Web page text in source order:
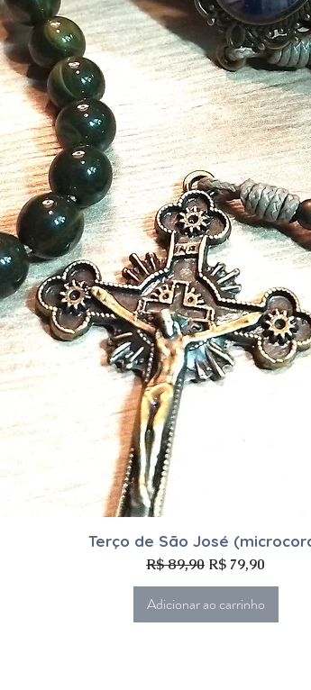
Visualização rápida
Terço de São José
Preço normal
R$ 89,90 Preço
R$ 79,90
Adicionar ao carrinho